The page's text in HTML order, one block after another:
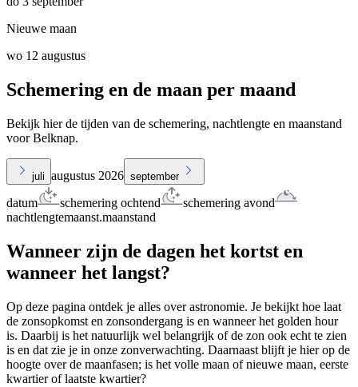
Nieuwe maan
wo 12 augustus
Schemering en de maan per maand
Bekijk hier de tijden van de schemering, nachtlengte en maanstand
voor Belknap.
juli augustus 2026 september
datum schemering ochtend
schemering avond
nachtlengtemaanst.maanstand
Wanneer zijn de dagen het kortst en
wanneer het langst?
Op deze pagina ontdek je alles over astronomie. Je bekijkt hoe laat
de zonsopkomst en zonsondergang is en wanneer het golden hour
is. Daarbij is het natuurlijk wel belangrijk of de zon ook echt te zien
is en dat zie je in onze zonverwachting. Daarnaast blijft je hier op de
hoogte over de maanfasen; is het volle maan of nieuwe maan, eerste
kwartier of laatste kwartier?